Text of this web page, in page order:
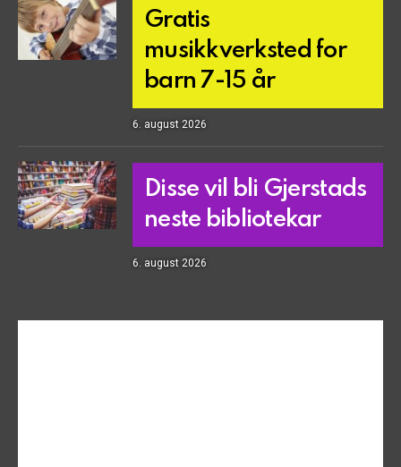
Gratis
musikkverksted for
barn 7-15 år
6. august 2026
Disse vil bli Gjerstads
neste bibliotekar
6. august 2026